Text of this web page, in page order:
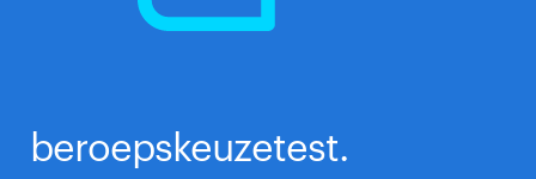
beroepskeuzetest.